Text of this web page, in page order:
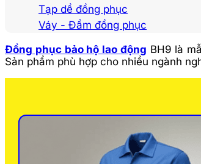
Tạp dề đồng phục
Váy - Đầm đồng phục
Đồng phục bảo hộ lao động BH9 là
Sản phẩm phù hợp cho nhiều ngành